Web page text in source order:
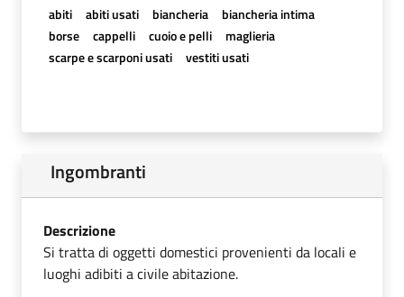
abiti abiti usati biancheria
biancheria intima
borse
cappelli cuoio e pelli
maglieria
scarpe e scarponi usati
vestiti usati
Ingombranti
Descrizione
Si tratta di oggetti domestici provenienti da locali e
luoghi adibiti a civile abitazione.